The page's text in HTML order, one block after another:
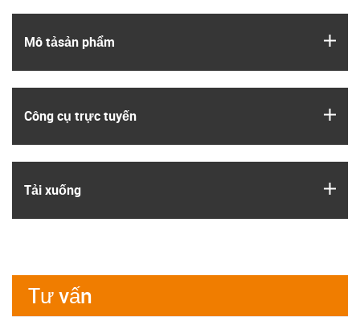
Mô tả­sản phẩm
Công cụ trực tuyến
Tải xuống
Tư vấn